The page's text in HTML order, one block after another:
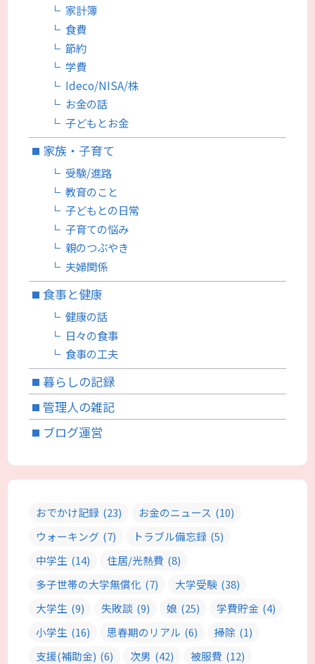
家計簿
食費
節約
学費
Ideco/NISA/株
お金の話
子どもとお金
家族・子育て
受験/進路
教育のこと
子どもとの日常
子育ての悩み
親のつぶやき
夫婦関係
食事と健康
健康の話
日々の食事
食事の工夫
暮らしの記録
管理人の雑記
ブログ運営
おでかけ記録 (23) お金のニュース (10)
ウォーキング (7) トラブル備忘録 (5)
中学生 (14) 住居/光熱費 (8)
多子世帯の大学無償化 (7) 大学受験 (38)
大学生 (9) 失敗談 (9) 娘 (25) 学費貯金 (4)
小学生 (16) 思春期のリアル (6) 掃除 (1)
支援(補助金) (6) 次男 (42) 被服費 (12)